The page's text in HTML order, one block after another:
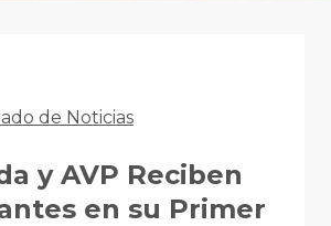
de Noticias
y AVP Reciben
en su Primer